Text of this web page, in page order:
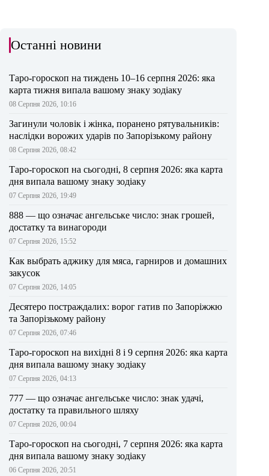
Останні новини
Таро-гороскоп на тиждень 10–16 серпня 2026: яка
карта тижня випала вашому знаку зодіаку
08 Серпня 2026, 10:16
Загинули чоловік і жінка, поранено рятувальників:
наслідки ворожих ударів по Запорізькому району
08 Серпня 2026, 08:42
Таро-гороскоп на сьогодні, 8 серпня 2026: яка карта
дня випала вашому знаку зодіаку
07 Серпня 2026, 19:49
888 — що означає ангельське число: знак грошей,
достатку та винагороди
07 Серпня 2026, 15:52
Как выбрать аджику для мяса, гарниров и домашних
закусок
07 Серпня 2026, 14:05
Десятеро постраждалих: ворог гатив по Запоріжжю
та Запорізькому району
07 Серпня 2026, 07:46
Таро-гороскоп на вихідні 8 і 9 серпня 2026: яка карта
дня випала вашому знаку зодіаку
07 Серпня 2026, 04:13
777 — що означає ангельське число: знак удачі,
достатку та правильного шляху
07 Серпня 2026, 00:04
Таро-гороскоп на сьогодні, 7 серпня 2026: яка карта
дня випала вашому знаку зодіаку
06 Серпня 2026, 20:51